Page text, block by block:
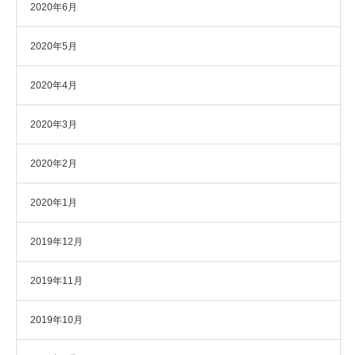
2020年6月
2020年5月
2020年4月
2020年3月
2020年2月
2020年1月
2019年12月
2019年11月
2019年10月